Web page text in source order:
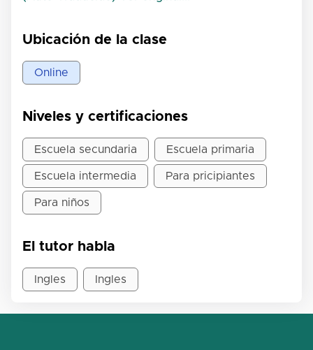
Ubicación de la clase
Online
Niveles y certificaciones
Escuela secundaria Escuela primaria
Escuela intermedia Para pricipiantes
Para niños
El tutor habla
Ingles Ingles